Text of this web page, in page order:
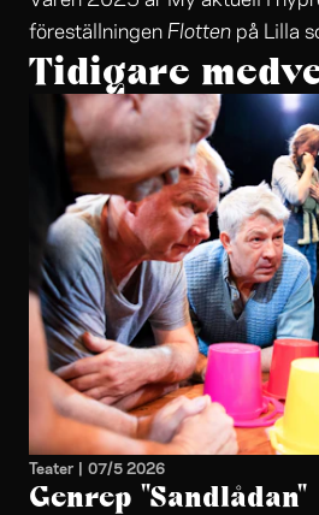
föreställningen Flotten på Lilla
Tidigare
Teater | 07/5 2026
Genrep "Sandlådan"